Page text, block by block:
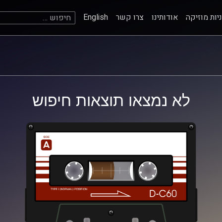
מוזיקה אודותינו צרו קשר English חיפוש:
לא נמצאו תוצאות חיפוש